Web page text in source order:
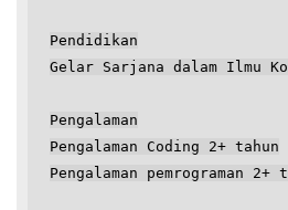
Pendidikan
Gelar Sarjana dalam Ilmu
Pengalaman
Pengalaman Coding 2+ tahun
Pengalaman pemrograman